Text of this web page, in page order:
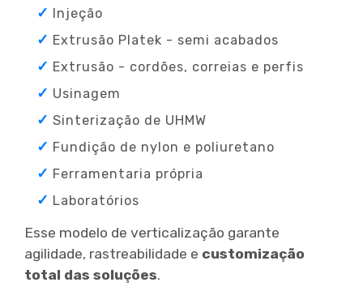
Injeção
Extrusão Platek - semi acabados
Extrusão - cordões, correias e perfis
Usinagem
Sinterização de UHMW
Fundição de nylon e poliuretano
Ferramentaria própria
Laboratórios
Esse modelo de verticalização garante
agilidade, rastreabilidade e customização
total das soluções.